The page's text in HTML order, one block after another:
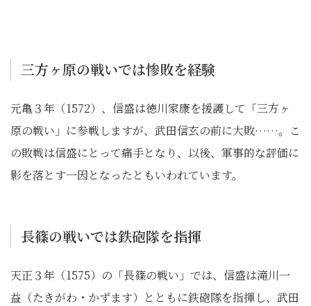
三方ヶ原の戦いでは惨敗を経験
元亀３年（1572）、信盛は徳川家康を援護して「三方ヶ
原の戦い」に参戦しますが、武田信玄の前に大敗……。こ
の敗戦は信盛にとって痛手となり、以後、軍事的な評価に
影を落とす一因となったともいわれています。
長篠の戦いでは鉄砲隊を指揮
天正３年（1575）の「長篠の戦い」では、信盛は滝川一
益（たきがわ・かずます）とともに鉄砲隊を指揮し、武田